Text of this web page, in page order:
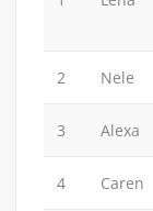
2 Nele
3 Alexa
4 Caren